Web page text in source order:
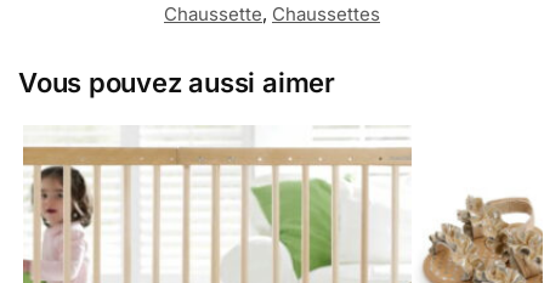
Chaussette, Chaussettes
Vous pouvez aussi aimer